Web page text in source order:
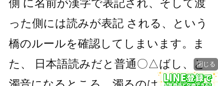
側 に名前が漢字で表記され、そして渡
った側には読みが表記 される、という
橋のルールを確認してしまいます。ま
た、 日本語読みだと普通〇△ばし、と閉じる